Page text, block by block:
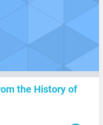
the History of